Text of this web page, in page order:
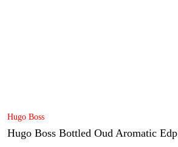
Hugo Boss
Hugo Boss Bottled Oud Aromatic Edp